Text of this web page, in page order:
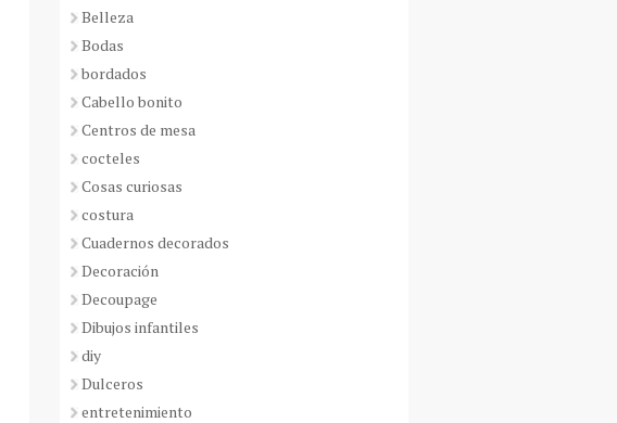
Belleza
Bodas
bordados
Cabello bonito
Centros de mesa
cocteles
Cosas curiosas
costura
Cuadernos decorados
Decoración
Decoupage
Dibujos infantiles
diy
Dulceros
entretenimiento